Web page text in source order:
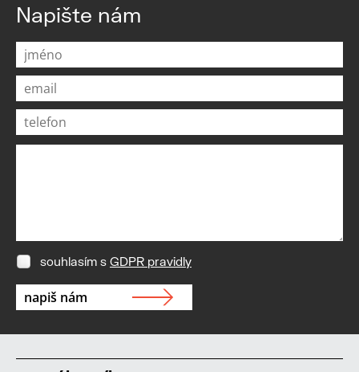
Napište nám
souhlasím s GDPR pravidly